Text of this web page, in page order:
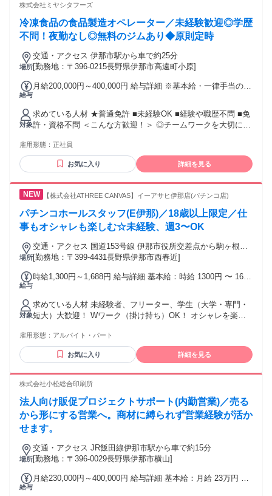
株式会社ミヤシタフーズ
冷凍食品の食品製造オペレーター／未経験歓迎◎学歴
不問！夜勤なし◎無料のジムあり◆原則定時
場所
交通・アクセス 伊那市駅から車で約25分
[勤務地：〒396-0215長野県伊那市高遠町小原]
給与
月給200,000円～400,000円 給与詳細 ※基本給・一律手当の総
【一律手当】 全員に一律で支払われる通勤・皆勤・家族手当
金額：なし 全員に一律で支払われるその他手当金額：あり 1
ヶ月あたり2万7200円 〜 10万円 ・昇給あり ・賞与あり／賞
与年2回 ・その他当あり
対象
求めている人材 ★普通免許 ■未経験OK ■経験や職歴不問 ■免
許・資格不問 ＜こんな方歓迎！＞ ◎チームワークを大切にし
て働きたい方 ◎コツコツと取り組むことが得意な方 全くの異
業界から入社してきた 先輩たちが活躍している職場です！
雇用形態： 正社員
お気に入り 詳細を見る
【株式会社ATHREE CANVAS】イーアサヒ伊那店(パチンコ店)
パチンコホールスタッフ(E伊那)／18歳以上限定／仕
事もオシャレも楽しむ☆未経験、週3〜OK
場所
交通・アクセス 国道153号線 伊那市役所交差点から駒ヶ根方
面、ケーズデンキ伊那店様付近
[勤務地：〒399-4431長野県伊那市西春近]
給与
時給1,300円～1,688円 給与詳細 基本給：時給 1300円 〜 1688
対象
求めている人材 未経験者、フリーター、学生（大学・専門・
短大）大歓迎！ Wワーク（掛け持ち）OK！ オシャレを楽し
雇用形態： アルバイト・パート
お気に入り 詳細を見る
株式会社小松総合印刷所
法人向け販促プロジェクトサポート(内勤営業)／売る
から形にする営業へ。商材に縛られず営業経験が活か
せます。
場所
交通・アクセス JR飯田線伊那市駅から車で約15分
[勤務地：〒396-0029長野県伊那市横山]
給与
月給230,000円～400,000円 給与詳細 基本給：月給 23万円 〜